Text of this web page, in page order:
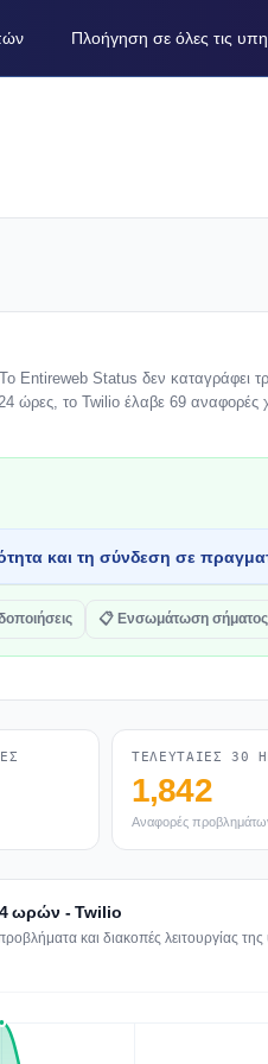
Πλοήγηση σε όλες τις
Entireweb Status δεν καταγράφει
24 ώρες, το Twilio έλαβε 69
και τη σύνδεση σε
📋 Ενσωμάτωση
ΤΕΛΕΥΤΑΊΕΣ 30
1,842
Αναφορές
ωρών - Twilio
και διακοπές λειτουργίας της